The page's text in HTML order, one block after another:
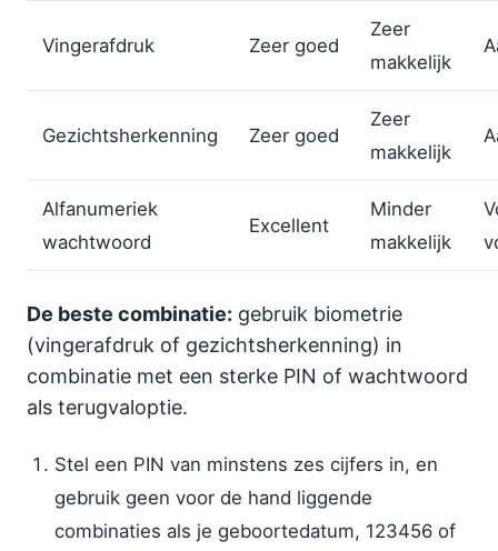
Vingerafdruk Zeer goed
Zeer
makkelijk
Gezichtsherkenning Zeer goed
Zeer
makkelijk
Alfanumeriek
wachtwoord
Excellent
Minder
makkelijk
De beste combinatie: gebruik biometrie
(vingerafdruk of gezichtsherkenning) in
combinatie met een sterke PIN of wachtwoord
als terugvaloptie.
Stel een PIN van minstens zes cijfers in, en
gebruik geen voor de hand liggende
combinaties als je geboortedatum, 123456 of